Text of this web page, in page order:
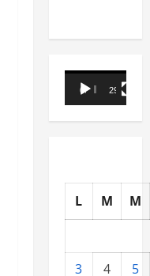
Lecteur
vidéo
00:00 29:21
L M M
3 4
5